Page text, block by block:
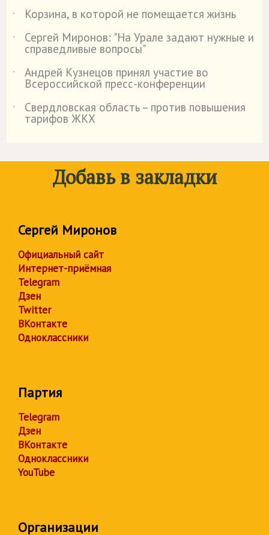
˙
Корзина, в которой не помещается жизнь
˙
Сергей Миронов: "На Урале задают нужные и
справедливые вопросы"
˙
Андрей Кузнецов принял участие во
Всероссийской пресс-конференции
˙
Свердловская область – против повышения
тарифов ЖКХ
Добавь в закладки
Сергей Миронов
Официальный сайт
Интернет-приёмная
Telegram
Дзен
Twitter
ВКонтакте
Одноклассники
Партия
Telegram
Дзен
ВКонтакте
Одноклассники
YouTube
Организации